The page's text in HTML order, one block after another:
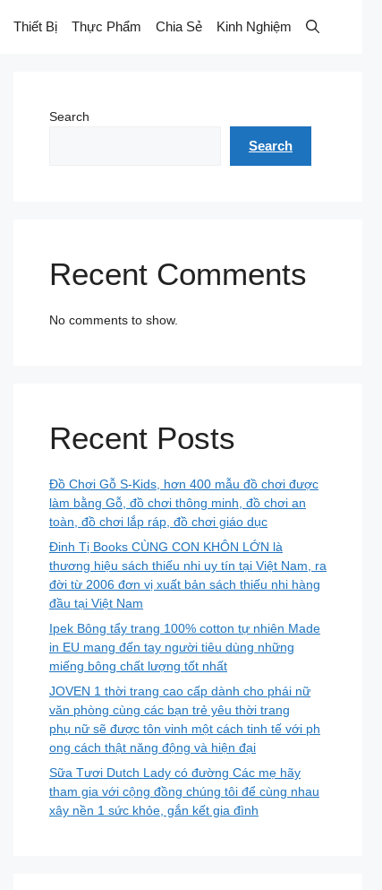
Thiết Bị Thực Phẩm Chia Sẻ Kinh Nghiệm
Search
Search
Recent Comments
No comments to show.
Recent Posts
Đồ Chơi Gỗ S-Kids, hơn 400 mẫu đồ chơi được
làm bằng Gỗ, đồ chơi thông minh, đồ chơi an
toàn, đồ chơi lắp ráp, đồ chơi giáo dục
Đinh Tị Books CÙNG CON KHÔN LỚN là
thương hiệu sách thiếu nhi uy tín tại Việt Nam, ra
đời từ 2006 đơn vị xuất bản sách thiếu nhi hàng
đầu tại Việt Nam
Ipek Bông tẩy trang 100% cotton tự nhiên Made
in EU mang đến tay người tiêu dùng những
miếng bông chất lượng tốt nhất
JOVEN 1 thời trang cao cấp dành cho phái nữ
văn phòng cùng các bạn trẻ yêu thời trang
phụ nữ sẽ được tôn vinh một cách tinh tế với ph
ong cách thật năng động và hiện đại
Sữa Tươi Dutch Lady có đường Các mẹ hãy
tham gia với cộng đồng chúng tôi để cùng nhau
xây nền 1 sức khỏe, gắn kết gia đình